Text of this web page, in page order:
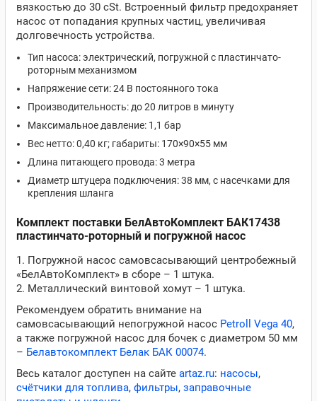
вязкостью до 30 cSt. Встроенный фильтр предохраняет
насос от попадания крупных частиц, увеличивая
долговечность устройства.
Тип насоса: электрический, погружной с пластинчато-
роторным механизмом
Напряжение сети: 24 В постоянного тока
Производительность: до 20 литров в минуту
Максимальное давление: 1,1 бар
Вес нетто: 0,40 кг; габариты: 170×90×55 мм
Длина питающего провода: 3 метра
Диаметр штуцера подключения: 38 мм, с насечками для
крепления шланга
Комплект поставки БелАвтоКомплект БАК17438
пластинчато-роторный и погружной насос
1. Погружной насос самовсасывающий центробежный
«БелАвтоКомплект» в сборе – 1 штука.
2. Металлический винтовой хомут – 1 штука.
Рекомендуем обратить внимание на
самовсасывающий непогружной насос Petroll Vega 40,
а также погружной насос для бочек с диаметром 50 мм
– Белавтокомплект Белак БАК 00074.
Весь каталог доступен на сайте artaz.ru: насосы,
счётчики для топлива, фильтры, заправочные